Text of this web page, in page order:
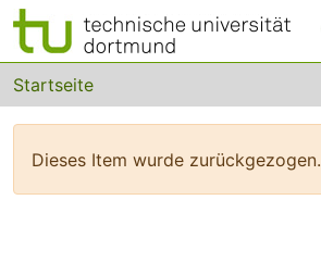
Bereiche & Sammlungen
Das gesamte Repositorium
FAQ
Startseite
Dieses Item wurde zurückgezogen.